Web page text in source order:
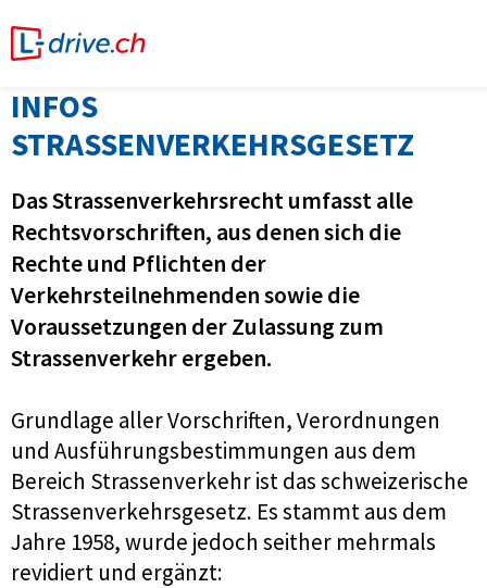
INFOS
STRASSENVERKEHRSGESETZ
Das Strassenverkehrsrecht umfasst alle
Rechtsvorschriften, aus denen sich die
Rechte und Pflichten der
Verkehrsteilnehmenden sowie die
Voraussetzungen der Zulassung zum
Strassenverkehr ergeben.
Grundlage aller Vorschriften, Verordnungen
und Ausführungsbestimmungen aus dem
Bereich Strassenverkehr ist das schweizerische
Strassenverkehrsgesetz. Es stammt aus dem
Jahre 1958, wurde jedoch seither mehrmals
revidiert und ergänzt: